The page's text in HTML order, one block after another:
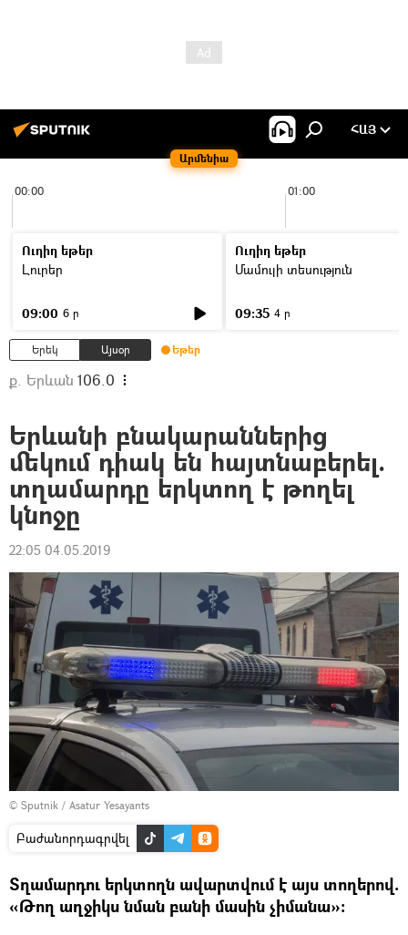
Արմենիա
ՀԱՅ
00:00 01:00
Ուղիղ եթեր
Լուրեր
09:00 6 ր
Ուղիղ եթեր
Մամուլի տեսություն
09:35 4 ր
Երեկ Այսօր Եթեր
ք. Երևան 106.0
Երևանի բնակարաններից
մեկում դիակ են հայտնաբերել.
տղամարդը երկտող է թողել
կնոջը
22:05 04.05.2019
© Sputnik / Asatur Yesayants
Բաժանորդագրվել
Տղամարդու երկտողն ավարտվում է այս տողերով.
«Թող աղջիկս նման բանի մասին չիմանա»։